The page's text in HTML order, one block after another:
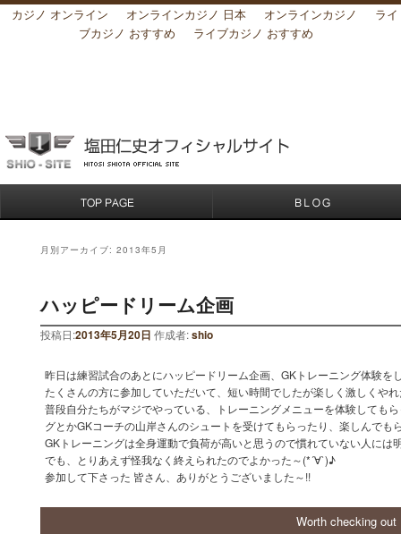
カジノ オンライン オンラインカジノ 日本 オンラインカジノ
ライ
ブカジノ おすすめ
ライブカジノ おすすめ
月別アーカイブ: 2013年5月
ハッピードリーム企画
投稿日:2013年5月20日 作成者:shio
昨日は練習試合のあとにハッピードリーム企画、GKトレーニング体験を
たくさんの方に参加していただいて、短い時間でしたが楽しく激しくや
普段自分たちがマジでやっている、トレーニングメニューを体験しても
グとかGKコーチの山岸さんのシュートを受けてもらったり、楽しんでも
GKトレーニングは全身運動で負荷が高いと思うので慣れていない人には
でも、とりあえず怪我なく終えられたのでよかった～(*´∀`)♪
参加して下さった 皆さん、ありがとうございました～!!
Worth checking out